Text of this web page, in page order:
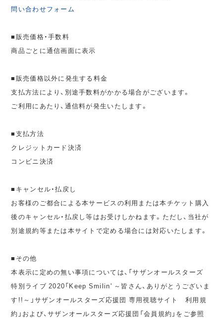
問い合わせフォーム
■販売価格・手数料
商品ごとに通信画面に表示
■販売価格以外に発生する料金
支払方法により、別途手数料がかかる場合がございます。
ご利用にあたり、通信料が発生いたします。
■支払方法
クレジットカード決済
コンビニ決済
■キャンセル・払戻し
お客様のご都合による本サービスの利用または本チケット購入
後のキャンセル・払戻し等はお受けしかねます。ただし、当社が
別途規約等または本サイトで定める場合には対応いたします。
■その他
本表示に定めの無い事項については、「サザンオールスターズ
特別ライブ 2020「Keep Smilin' ～皆さん、ありがとうございま
す!!～」サザンオールスターズ応援団 専用視聴サイト 利用規
約」および、サザンオールスターズ応援団「会員規約」をご参照